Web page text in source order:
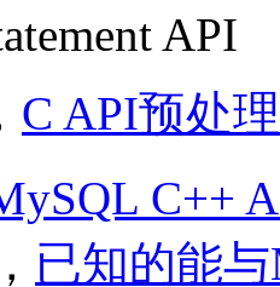
API
C API预处
C++
已知的能